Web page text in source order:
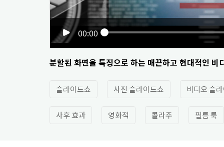
00:00
분할된 화면을 특징으로 하는 매끈하고 현대적인 비
슬라이드쇼 사진 슬라이드쇼 비디오 슬
사후 효과 영화적 콜라주 필름 룩